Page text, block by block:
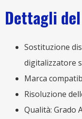
Dettagli
Sostituzione
digitalizzatore
Marca
Risoluzione
Qualità: Grado